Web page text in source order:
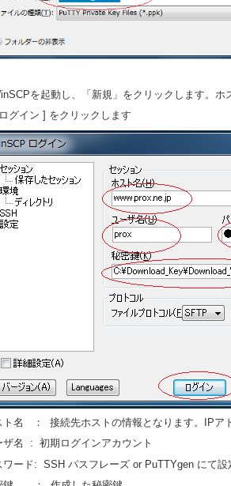
を起動し、「新規」をクリックします。ホ
イン ] をクリックします
ト名 ： 接続先ホストの情報となります。IPア
ザ名 : 初期ログインアカウント
ワード: SSH パスフレーズ or PuTTYgen にて設